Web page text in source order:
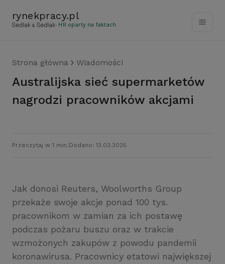
rynekpracy.pl
- HR oparty na faktach
Strona główna Wiadomości
Australijska sieć supermarketów
nagrodzi pracowników akcjami
Przeczytaj w 1 min. Dodano: 13.03.2025
Jak donosi Reuters, Woolworths Group
przekaże swoje akcje ponad 100 tys.
pracownikom w zamian za ich postawę
podczas pożaru buszu oraz w trakcie
wzmożonych zakupów z powodu pandemii
koronawirusa. Pracownicy etatowi największej